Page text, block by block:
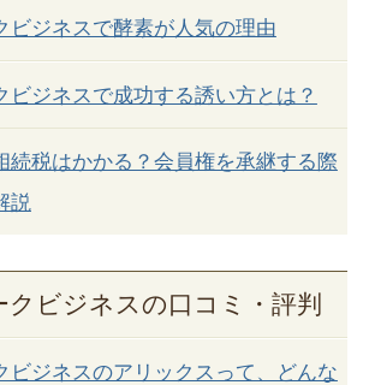
ビジネスで酵素が人気の理由
ビジネスで成功する誘い方とは？
続税はかかる？会員権を承継する際
説
クビジネスの口コミ・評判
ビジネスのアリックスって、どんな